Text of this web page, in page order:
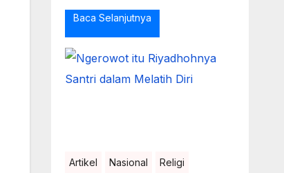
Baca Selanjutnya
Artikel Nasional Religi